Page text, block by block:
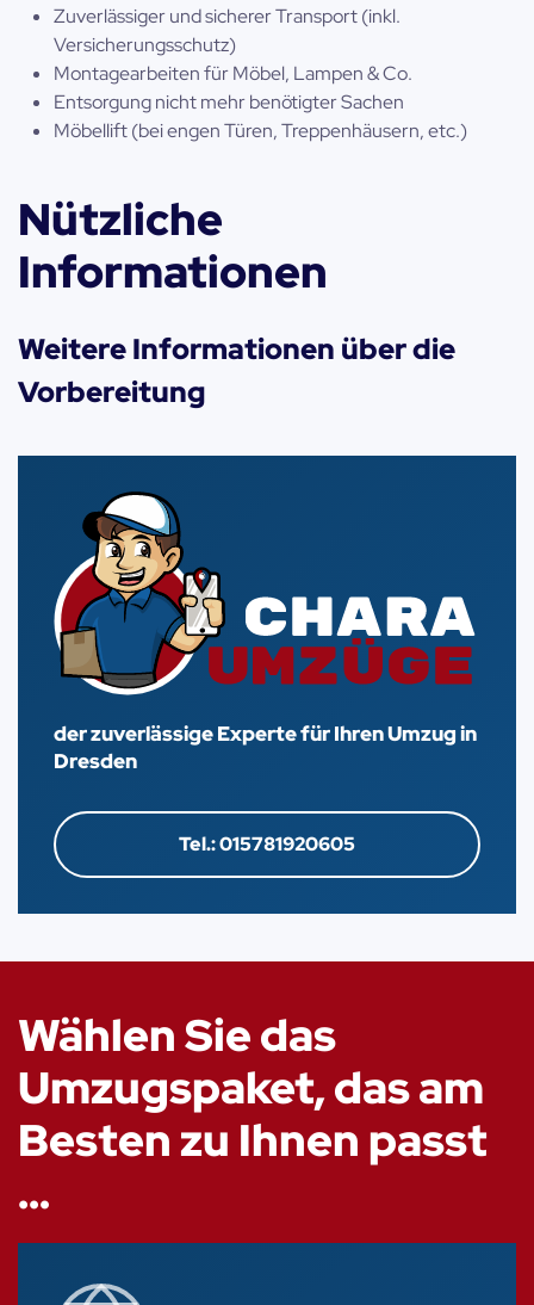
Zuverlässiger und sicherer Transport (inkl.
Versicherungsschutz)
Montagearbeiten für Möbel, Lampen & Co.
Entsorgung nicht mehr benötigter Sachen
Möbellift (bei engen Türen, Treppenhäusern, etc.)
Nützliche
Informationen
Weitere Informationen über die
Vorbereitung
der zuverlässige Experte für Ihren Umzug in
Dresden
Tel.: 015781920605
Wählen Sie das
Umzugspaket, das am
Besten zu Ihnen passt
…